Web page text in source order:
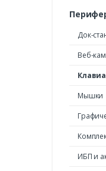
Док-
Веб-
Мышки
ИБП и